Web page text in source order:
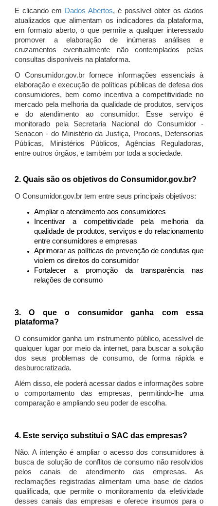
E clicando em Dados Abertos, é possível obter os dados
atualizados que alimentam os indicadores da plataforma,
em formato aberto, o que permite a qualquer interessado
promover a elaboração de inúmeras análises e
cruzamentos eventualmente não contemplados pelas
consultas disponíveis na plataforma.
O Consumidor.gov.br fornece informações essenciais à
elaboração e execução de políticas públicas de defesa dos
consumidores, bem como incentiva a competitividade no
mercado pela melhoria da qualidade de produtos, serviços
e do atendimento ao consumidor. Esse serviço é
monitorado pela Secretaria Nacional do Consumidor -
Senacon - do Ministério da Justiça, Procons, Defensorias
Públicas, Ministérios Públicos, Agências Reguladoras,
entre outros órgãos, e também por toda a sociedade.
2. Quais são os objetivos do Consumidor.gov.br?
O Consumidor.gov.br tem entre seus principais objetivos:
Ampliar o atendimento aos consumidores
Incentivar a competitividade pela melhoria da
qualidade de produtos, serviços e do relacionamento
entre consumidores e empresas
Aprimorar as políticas de prevenção de condutas que
violem os direitos do consumidor
Fortalecer a promoção da transparência nas
relações de consumo
3. O que o consumidor ganha com essa
plataforma?
O consumidor ganha um instrumento público, acessível de
qualquer lugar por meio da internet, para buscar a solução
dos seus problemas de consumo, de forma rápida e
desburocratizada.
Além disso, ele poderá acessar dados e informações sobre
o comportamento das empresas, permitindo-lhe uma
comparação e ampliando seu poder de escolha.
4. Este serviço substitui o SAC das empresas?
Não. A intenção é ampliar o acesso dos consumidores à
busca de solução de conflitos de consumo não resolvidos
pelos canais de atendimento das empresas. As
reclamações registradas alimentam uma base de dados
qualificada, que permite o monitoramento da efetividade
desses canais das empresas e oferece insumos para o